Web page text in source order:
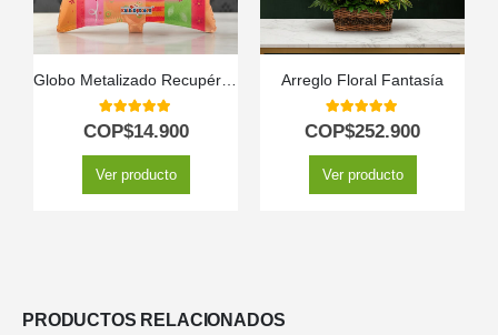
Globo Metalizado Recupérate Pronto
5.00out of 5
COP$14.900
Ver producto
Arreglo Floral Fantasía
5.00out of 5
COP$252.900
Ver producto
PRODUCTOS RELACIONADOS